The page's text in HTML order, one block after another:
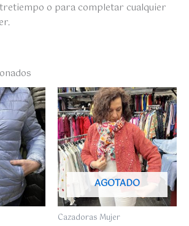
o para completar cualquier
AGOTADO
Cazadoras Mujer